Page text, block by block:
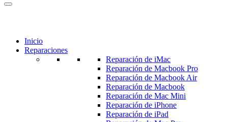
Inicio
Reparaciones
Reparación de iMac
Reparación de Macbook Pro
Reparación de Macbook Air
Reparación de Macbook
Reparación de Mac Mini
Reparación de iPhone
Reparación de iPad